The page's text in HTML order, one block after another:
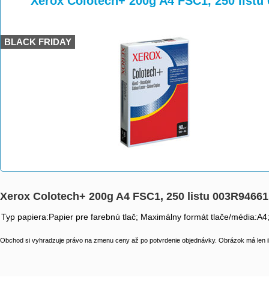
>>>
BLACK FRIDAY
Xerox Colotech+ 200g A4 FSC1, 250 listu 003R94661
Typ papiera:Papier pre farebnú tlač; Maximálny formát tlače/
Obchod si vyhradzuje právo na zmenu ceny až po potvrdenie objednávky. Obrázok má len